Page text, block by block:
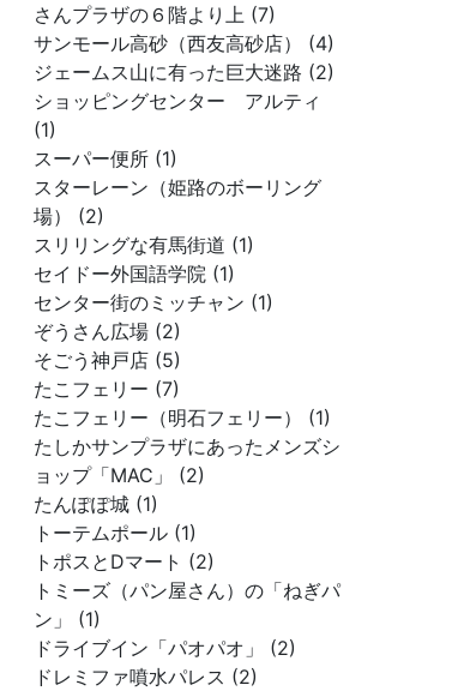
さんプラザの６階より上 (7)
サンモール高砂（西友高砂店） (4)
ジェームス山に有った巨大迷路 (2)
ショッピングセンター アルティ
(1)
スーパー便所 (1)
スターレーン（姫路のボーリング
場） (2)
スリリングな有馬街道 (1)
セイドー外国語学院 (1)
センター街のミッチャン (1)
ぞうさん広場 (2)
そごう神戸店 (5)
たこフェリー (7)
たこフェリー（明石フェリー） (1)
たしかサンプラザにあったメンズシ
ョップ「MAC」 (2)
たんぽぽ城 (1)
トーテムポール (1)
トポスとDマート (2)
トミーズ（パン屋さん）の「ねぎパ
ン」 (1)
ドライブイン「パオパオ」 (2)
ドレミファ噴水パレス (2)